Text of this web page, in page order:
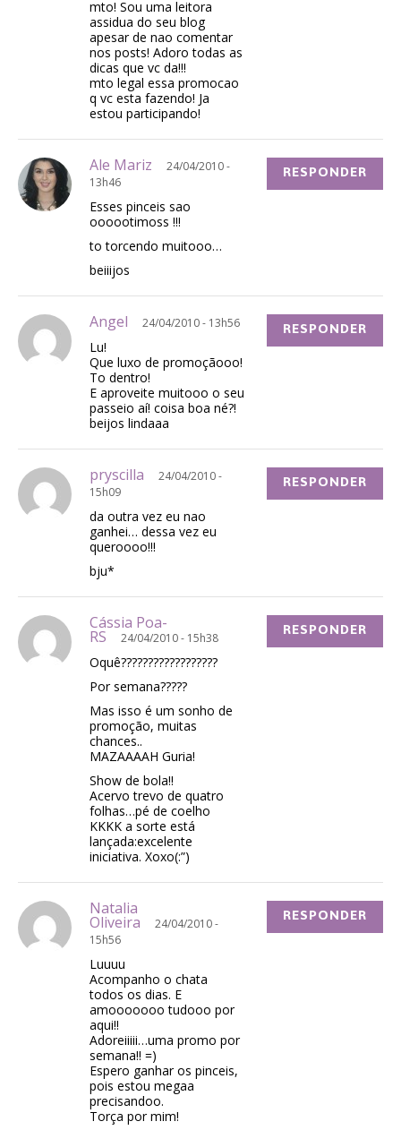
mto! Sou uma leitora
assidua do seu blog
apesar de nao comentar
nos posts! Adoro todas as
dicas que vc da!!!
mto legal essa promocao
q vc esta fazendo! Ja
estou participando!
Ale Mariz
24/04/2010 -
13h46
Esses pinceis sao
oooootimoss !!!
to torcendo muitooo…
beiiijos
RESPONDER
Angel 24/04/2010 - 13h56
Lu!
Que luxo de promoçãooo!
To dentro!
E aproveite muitooo o seu
passeio aí! coisa boa né?!
beijos lindaaa
RESPONDER
pryscilla
24/04/2010 -
15h09
da outra vez eu nao
ganhei… dessa vez eu
queroooo!!!
bju*
RESPONDER
Cássia Poa-
RS 24/04/2010 - 15h38
Oquê??????????????????
Por semana?????
Mas isso é um sonho de
promoção, muitas
chances..
MAZAAAAH Guria!
Show de bola!!
Acervo trevo de quatro
folhas…pé de coelho
KKKK a sorte está
lançada:excelente
iniciativa. Xoxo(:”)
RESPONDER
Natalia
Oliveira
24/04/2010 -
15h56
Luuuu
Acompanho o chata
todos os dias. E
amooooooo tudooo por
aqui!!
Adoreiiiii…uma promo por
semana!! =)
Espero ganhar os pinceis,
pois estou megaa
precisandoo.
Torça por mim!
RESPONDER